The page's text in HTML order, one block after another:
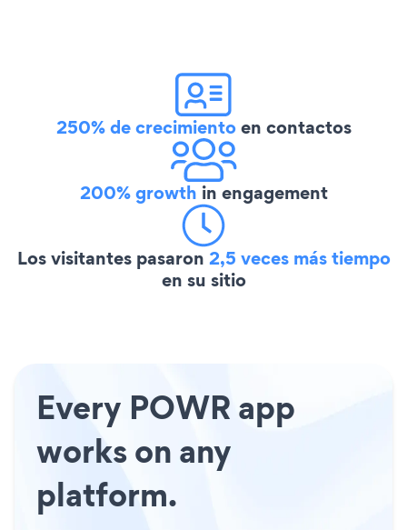
250% de crecimientoen contactos
200% growth in engagement
Los visitantes pasaron 2,5 veces más tiempo
en su sitio
Every POWR app
works on any
platform.